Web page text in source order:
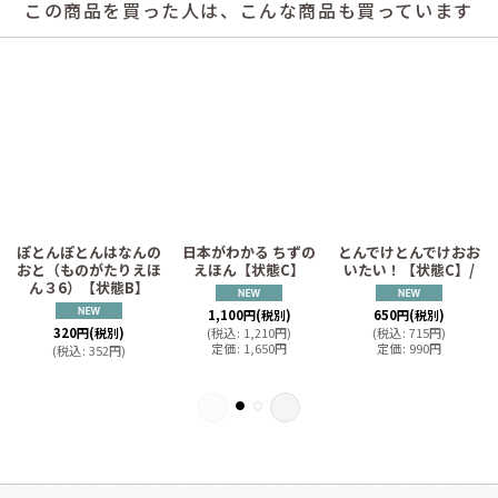
この商品を買った人は、こんな商品も買っています
ぽとんぽとんはなんの
おと（ものがたりえほ
ん３6）【状態B】
320円(税別)
(税込: 352円)
日本がわかる ちずの
えほん【状態C】
1,100円(税別)
(税込: 1,210円)
定価: 1,650円
とんでけとんでけおお
いたい！【状態C】/
650円(税別)
(税込: 715円)
定価: 990円